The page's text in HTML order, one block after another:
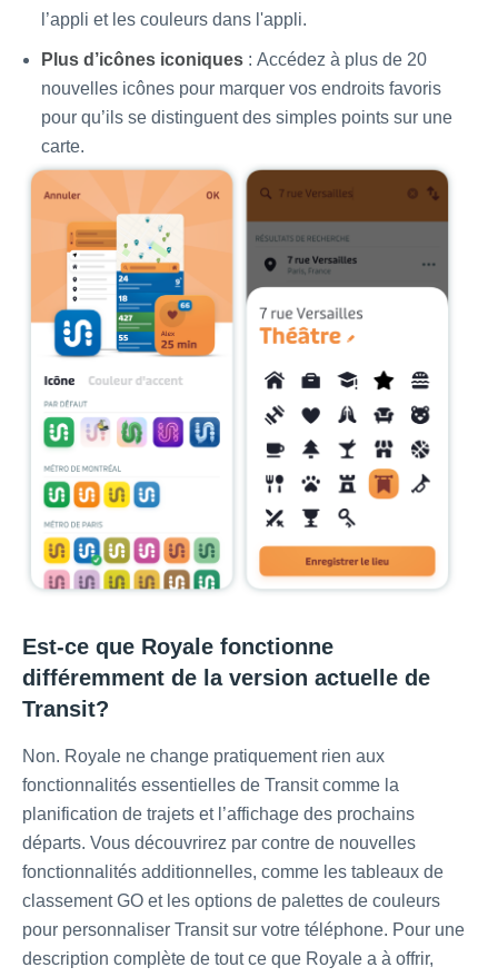
l’appli et les couleurs dans l'appli.
Plus d’icônes iconiques : Accédez à plus de 20
nouvelles icônes pour marquer vos endroits favoris
pour qu’ils se distinguent des simples points sur une
carte.
Est-ce que Royale fonctionne
différemment de la version actuelle de
Transit?
Non. Royale ne change pratiquement rien aux
fonctionnalités essentielles de Transit comme la
planification de trajets et l’affichage des prochains
départs. Vous découvrirez par contre de nouvelles
fonctionnalités additionnelles, comme les tableaux de
classement GO et les options de palettes de couleurs
pour personnaliser Transit sur votre téléphone. Pour une
description complète de tout ce que Royale a à offrir,